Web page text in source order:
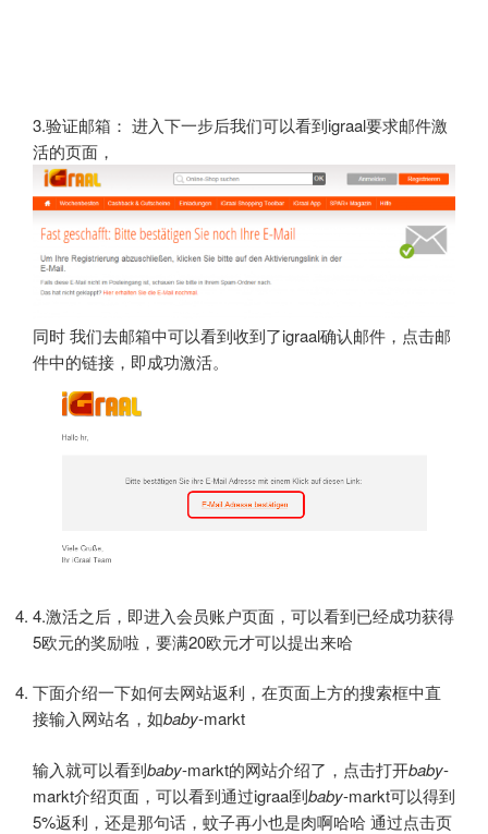
3.验证邮箱： 进入下一步后我们可以看到igraal要求邮件激
活的页面，
同时 我们去邮箱中可以看到收到了igraal确认邮件，点击邮
件中的链接，即成功激活。
4.激活之后，即进入会员账户页面，可以看到已经成功获得
5欧元的奖励啦，要满20欧元才可以提出来哈
下面介绍一下如何去网站返利，在页面上方的搜索框中直
接输入网站名，如baby-markt
输入就可以看到baby-markt的网站介绍了，点击打开baby-
markt介绍页面，可以看到通过igraal到baby-markt可以得到
5%返利，还是那句话，蚊子再小也是肉啊哈哈 通过点击页